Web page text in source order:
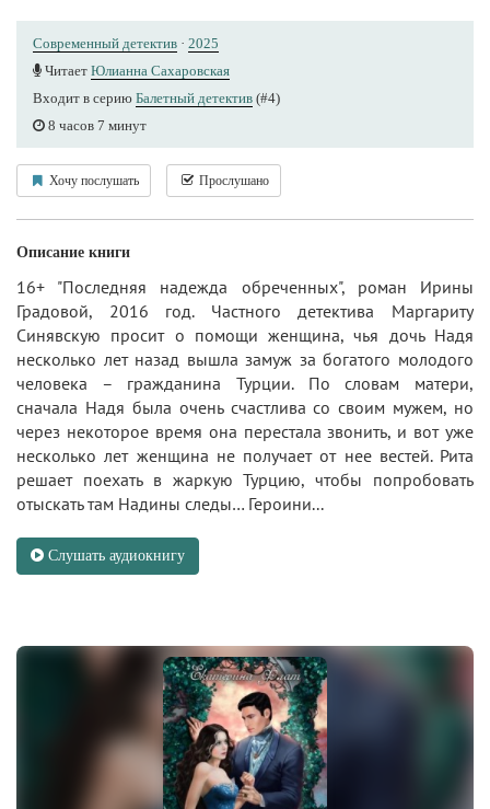
Современный детектив · 2025
Читает Юлианна Сахаровская
Входит в серию Балетный детектив (#4)
8 часов 7 минут
Хочу послушать Прослушано
Описание книги
16+ "Последняя надежда обреченных", роман Ирины
Градовой, 2016 год. Частного детектива Маргариту
Синявскую просит о помощи женщина, чья дочь Надя
несколько лет назад вышла замуж за богатого молодого
человека – гражданина Турции. По словам матери,
сначала Надя была очень счастлива со своим мужем, но
через некоторое время она перестала звонить, и вот уже
несколько лет женщина не получает от нее вестей. Рита
решает поехать в жаркую Турцию, чтобы попробовать
отыскать там Надины следы… Героини...
Слушать аудиокнигу